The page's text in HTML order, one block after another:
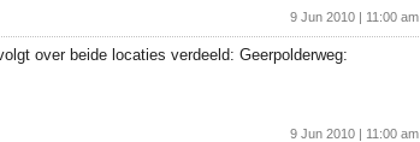
9 Jun 2010 | 11:00 am
over beide locaties verdeeld: Geerpolderweg:
9 Jun 2010 | 11:00 am